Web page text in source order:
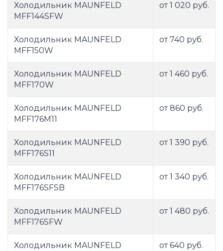
Холодильник MAUNFELD
MFF144SFW
от 1 020 руб.
Холодильник MAUNFELD
MFF150W
от 740 руб.
Холодильник MAUNFELD
MFF170W
от 1 460 руб.
Холодильник MAUNFELD
MFF176M11
от 860 руб.
Холодильник MAUNFELD
MFF176S11
от 1 390 руб.
Холодильник MAUNFELD
MFF176SFSB
от 1 340 руб.
Холодильник MAUNFELD
MFF176SFW
от 1 480 руб.
Холодильник MAUNFELD
от 640 руб.